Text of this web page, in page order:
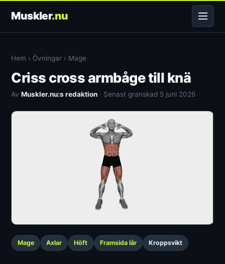
Muskler.nu
Hem › Övningar › Mage
Criss cross armbåge till knä
AvMuskler.nu:s redaktion · Senast granskad 5 juni 2026
Mage Axlar Höft Framsida lår Kroppsvikt